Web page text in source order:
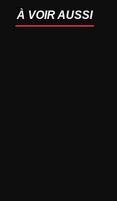
À VOIR AUSSI